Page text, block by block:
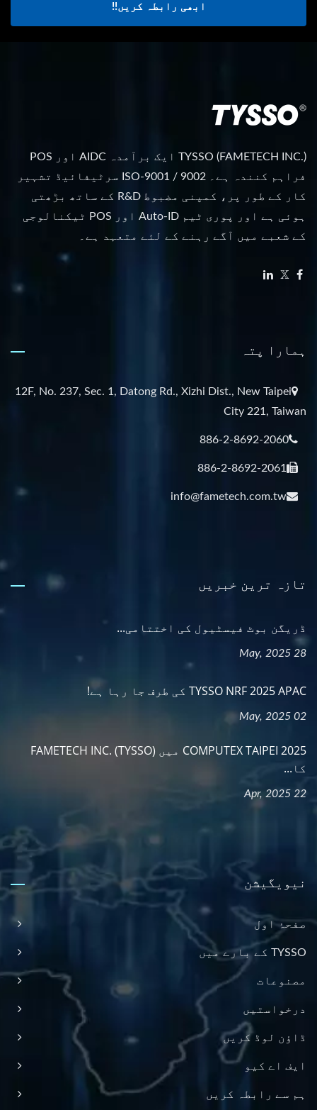
ابھی رابطہ کریں!!
TYSSO (FAMETECH INC.) ایک برآمدہ AIDC اور POS
فراہم کنندہ ہے۔ ISO-9001 / 9002 سرٹیفائیڈ تشہیر
کار کے طور پر، کمپنی مضبوط R&D کے ساتھ بڑھتی
ہوئی ہے اور پوری ٹیم Auto-ID اور POS ٹیکنالوجی
کے شعبے میں آگے رہنے کے لئے متعہد ہے۔
ہمارا پتہ
12F, No. 237, Sec. 1, Datong Rd., Xizhi Dist., New Taipei
City 221, Taiwan
886-2-8692-2060
886-2-8692-2061
info@fametech.com.tw
تازہ ترین خبریں
ڈریگن بوٹ فیسٹیول کی اختتامی...
28 May, 2025
TYSSO NRF 2025 APAC کی طرف جا رہا ہے!
02 May, 2025
COMPUTEX TAIPEI 2025 میں FAMETECH INC. (TYSSO)
کا...
22 Apr, 2025
نیویگیشن
صفحۂ اول
TYSSO کے بارے میں
مصنوعات
درخواستیں
ڈاؤن لوڈ کریں
ایف اے کیو
ہم سے رابطہ کریں